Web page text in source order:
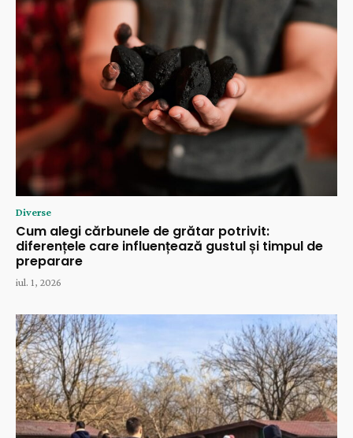
Diverse
Cum alegi cărbunele de grătar potrivit:
diferențele care influențează gustul și timpul de
preparare
iul. 1, 2026